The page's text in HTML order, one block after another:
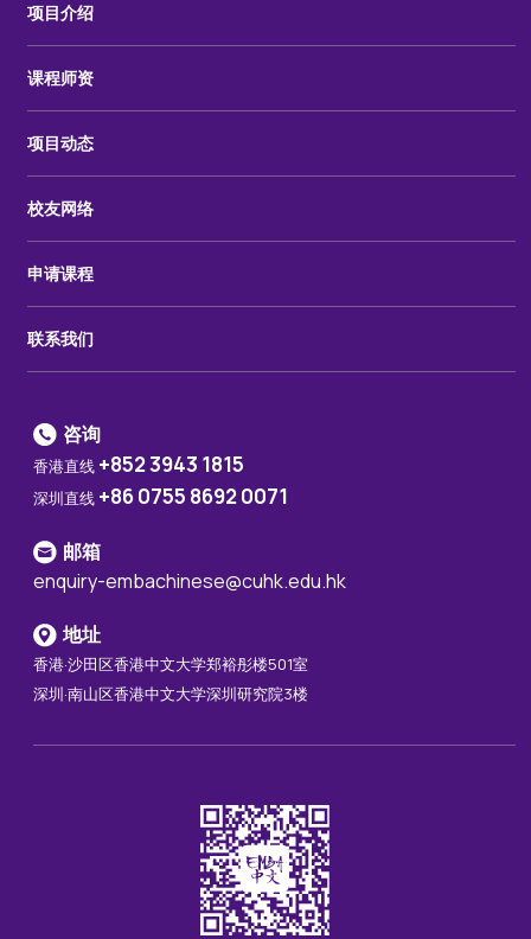
项目介绍
课程师资
项目动态
校友网络
申请课程
联系我们
咨询
香港直线 +852 3943 1815
深圳直线 +86 0755 8692 0071
邮箱
enquiry-embachinese@cuhk.edu.hk
地址
香港·沙田区香港中文大学郑裕彤楼501室
深圳·南山区香港中文大学深圳研究院3楼